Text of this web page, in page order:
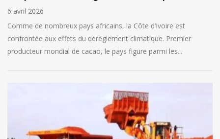
6 avril 2026
Comme de nombreux pays africains, la Côte d’Ivoire est
confrontée aux effets du dérèglement climatique. Premier
producteur mondial de cacao, le pays figure parmi les...